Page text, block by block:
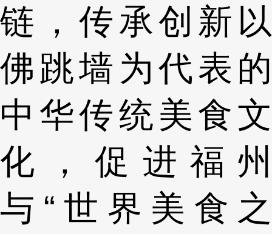
链，传承创新以
佛跳墙为代表的
中华传统美食文
化，促进福州
与“世界美食之